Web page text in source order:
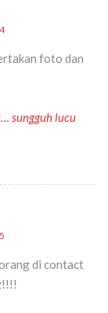
foto dan
sungguh lucu
di contact